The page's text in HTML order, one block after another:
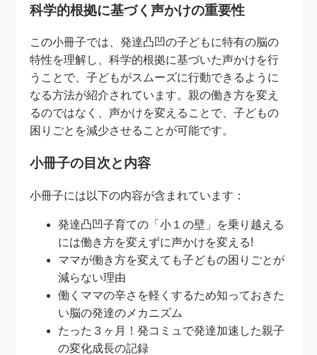
科学的根拠に基づく声かけの重要性
この小冊子では、発達凸凹の子どもに特有の脳の
特性を理解し、科学的根拠に基づいた声かけを行
うことで、子どもがスムーズに行動できるように
なる方法が紹介されています。親の働き方を変え
るのではなく、声かけを変えることで、子どもの
困りごとを減少させることが可能です。
小冊子の目次と内容
小冊子には以下の内容が含まれています：
発達凸凹子育ての「小１の壁」を乗り越える
には働き方を変えずに声かけを変える!
ママが働き方を変えても子どもの困りごとが
減らない理由
働くママの辛さを軽くするため知っておきた
い脳の発達のメカニズム
たった３ヶ月！発コミュで発達加速した親子
の変化成長の記録